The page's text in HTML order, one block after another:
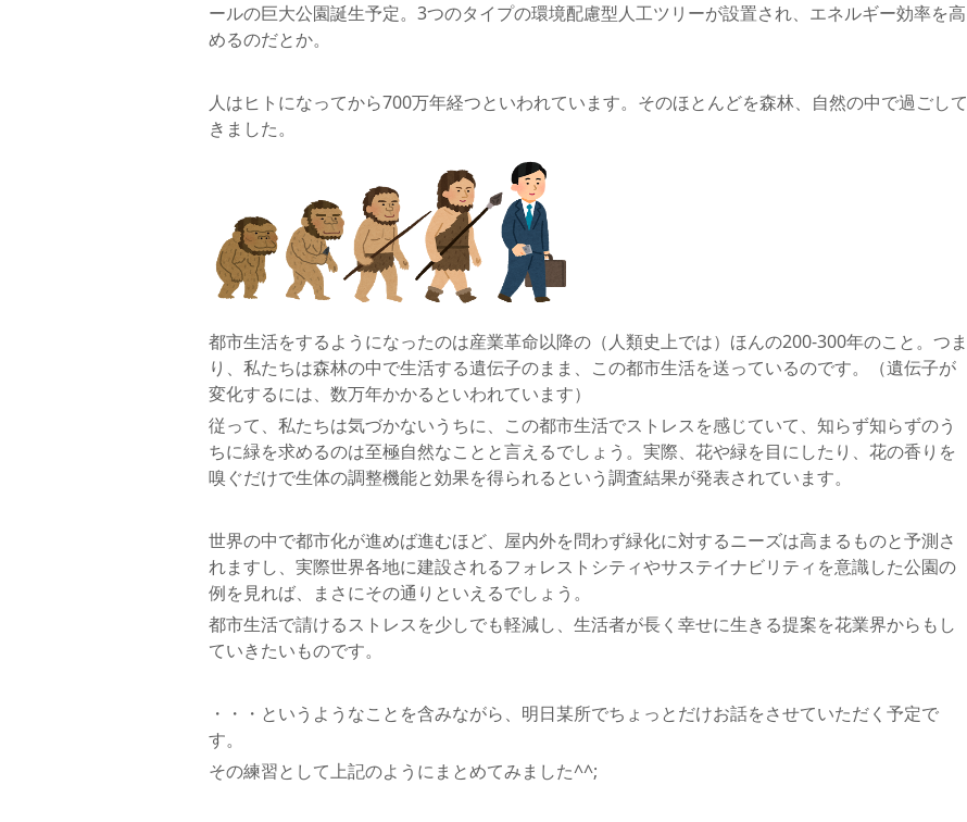
ールの巨大公園誕生予定。3つのタイプの環境配慮型人工ツリーが設置され、エネルギー効率を高
めるのだとか。
人はヒトになってから700万年経つといわれています。そのほとんどを森林、自然の中で過ごして
きました。
都市生活をするようになったのは産業革命以降の（人類史上では）ほんの200-300年のこと。つま
り、私たちは森林の中で生活する遺伝子のまま、この都市生活を送っているのです。（遺伝子が
変化するには、数万年かかるといわれています）
従って、私たちは気づかないうちに、この都市生活でストレスを感じていて、知らず知らずのう
ちに緑を求めるのは至極自然なことと言えるでしょう。実際、花や緑を目にしたり、花の香りを
嗅ぐだけで生体の調整機能と効果を得られるという調査結果が発表されています。
世界の中で都市化が進めば進むほど、屋内外を問わず緑化に対するニーズは高まるものと予測さ
れますし、実際世界各地に建設されるフォレストシティやサステイナビリティを意識した公園の
例を見れば、まさにその通りといえるでしょう。
都市生活で請けるストレスを少しでも軽減し、生活者が長く幸せに生きる提案を花業界からもし
ていきたいものです。
・・・というようなことを含みながら、明日某所でちょっとだけお話をさせていただく予定で
す。
その練習として上記のようにまとめてみました^^;